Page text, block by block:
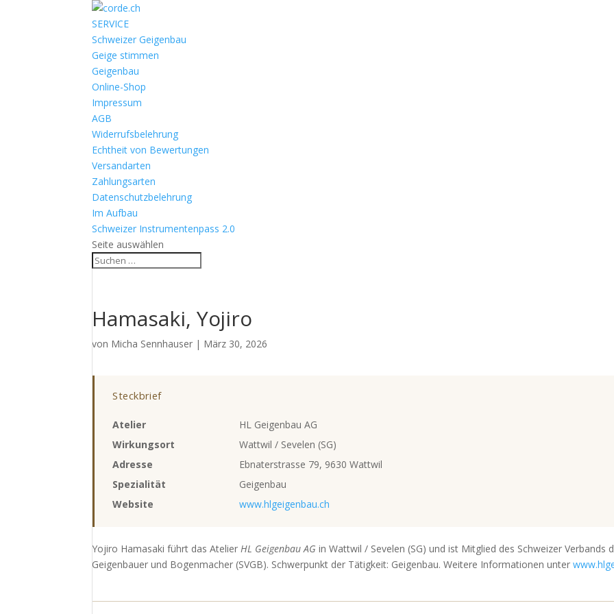
SERVICE
Schweizer Geigenbau
Geige stimmen
Geigenbau
Online-Shop
Impressum
AGB
Widerrufsbelehrung
Echtheit von Bewertungen
Versandarten
Zahlungsarten
Datenschutzbelehrung
Im Aufbau
Schweizer Instrumentenpass 2.0
Seite auswählen
Hamasaki, Yojiro
von Micha Sennhauser | März 30, 2026
Steckbrief
Atelier
HL Geigenbau AG
Wirkungsort
Wattwil / Sevelen (SG)
Adresse
Ebnaterstrasse 79, 9630 Wattwil
Spezialität
Geigenbau
Website
www.hlgeigenbau.ch
Yojiro Hamasaki führt das AtelierHL Geigenbau AG in Wattwil / Sevelen (SG) und ist Mitglied des Schweizer Verbands
Geigenbauer und Bogenmacher (SVGB). Schwerpunkt der Tätigkeit: Geigenbau. Weitere Informationen unter